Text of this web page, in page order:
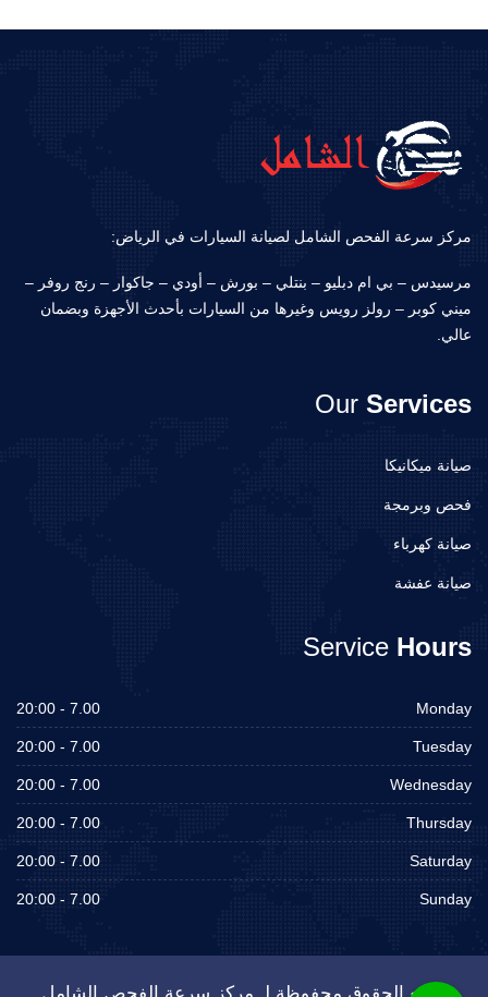
مركز سرعة الفحص الشامل لصيانة السيارات في الرياض:
مرسيدس – بي ام دبليو – بنتلي – بورش – أودي – جاكوار – رنج روفر –
ميني كوبر – رولز رويس وغيرها من السيارات بأحدث الأجهزة وبضمان
عالي.
Our Services
صيانة ميكانيكا
فحص وبرمجة
صيانة كهرباء
صيانة عفشة
Service Hours
Monday
7.00 - 20:00
Tuesday
7.00 - 20:00
Wednesday
7.00 - 20:00
Thursday
7.00 - 20:00
Saturday
7.00 - 20:00
Sunday
7.00 - 20:00